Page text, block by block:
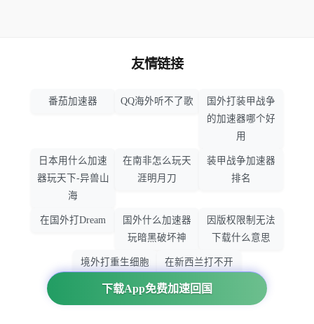
下载App免费加速回国
友情链接
番茄加速器 QQ海外听不了歌
国外打装甲战争
的加速器哪个好
用
日本用什么加速
器玩天下-异兽山
海
在南非怎么玩天
涯明月刀
装甲战争加速器
排名
在国外打Dream
国外什么加速器
玩暗黑破坏神
因版权限制无法
下载什么意思
境外打重生细胞
加速器哪个好
在新西兰打不开
大智慧怎么办